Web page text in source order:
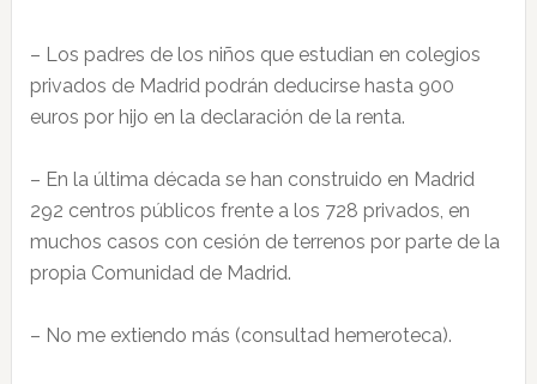
– Los padres de los niños que estudian en colegios
privados de Madrid podrán deducirse hasta 900
euros por hijo en la declaración de la renta.
– En la última década se han construido en Madrid
292 centros públicos frente a los 728 privados, en
muchos casos con cesión de terrenos por parte de la
propia Comunidad de Madrid.
– No me extiendo más (consultad hemeroteca).